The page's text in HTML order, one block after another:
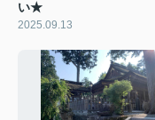
い★
2025.09.13